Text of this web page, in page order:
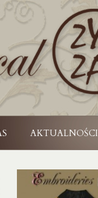
AKTUALNOŚCI